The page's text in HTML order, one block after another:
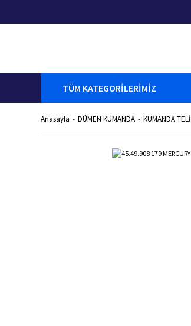
TÜM KATEGORİLERİMİZ
Anasayfa DÜMEN KUMANDA KUMANDA TELİ